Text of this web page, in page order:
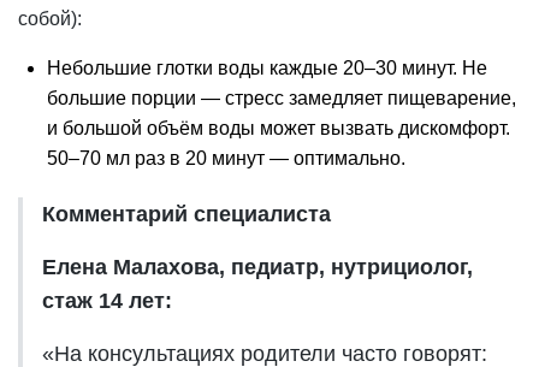
собой):
Небольшие глотки воды каждые 20–30 минут. Не
большие порции — стресс замедляет пищеварение,
и большой объём воды может вызвать дискомфорт.
50–70 мл раз в 20 минут — оптимально.
Комментарий специалиста
Елена Малахова, педиатр, нутрициолог,
стаж 14 лет:
«На консультациях родители часто говорят: